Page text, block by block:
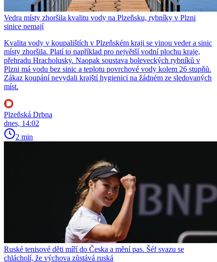
Vedra místy zhoršila kvalitu vody na Plzeňsku, rybníky v Plzni
sinice nemají
Kvalita vody v koupalištích v Plzeňském kraji se vinou veder a sinic
místy zhoršila. Platí to například pro největší vodní plochu kraje,
přehradu Hracholusky. Naopak soustava boleveckých rybníků v
Plzni má vodu bez sinic a teplotu povrchové vody kolem 26 stupňů.
Zákaz koupání nevydali krajští hygienici na žádném ze sledovaných
míst.
Plzeňská Drbna
dnes, 14:02
2 min
Ruské tenisové děti míří do Česka a mění pas. Šéf svazu se
chlácholí, že výchova zůstává ruská